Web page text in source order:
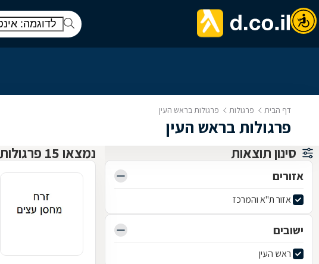
דף הבית פרגולות פרגולות בראש העין
פרגולות בראש העין
סינון תוצאות
אזורים
אזור ת"א והמרכז
ישובים
ראש העין
נמצאו 15 פרגולות